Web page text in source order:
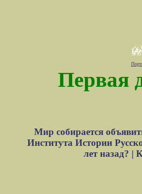
Первая
Мир собирается
Института Истории
лет назад? |